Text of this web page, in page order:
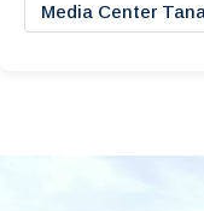
Media Center